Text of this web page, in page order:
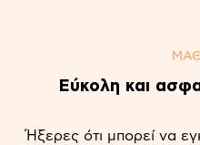
Εύκολη και
Ήξερες ότι μπορεί να